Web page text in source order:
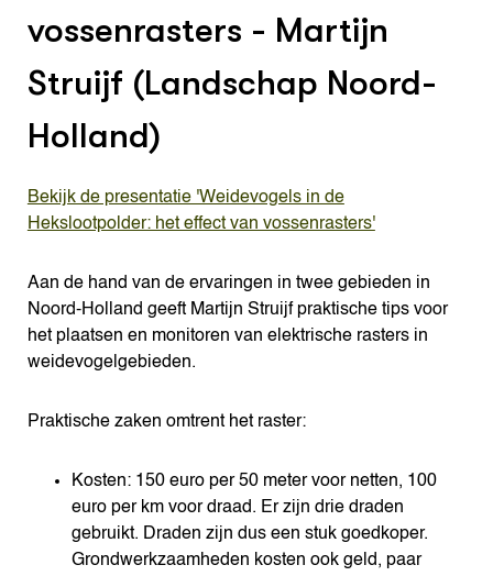
vossenrasters - Martijn
Struijf (Landschap Noord-
Holland)
Bekijk de presentatie 'Weidevogels in de
Hekslootpolder: het effect van vossenrasters'
Aan de hand van de ervaringen in twee gebieden in
Noord-Holland geeft Martijn Struijf praktische tips voor
het plaatsen en monitoren van elektrische rasters in
weidevogelgebieden.
Praktische zaken omtrent het raster:
Kosten: 150 euro per 50 meter voor netten, 100
euro per km voor draad. Er zijn drie draden
gebruikt. Draden zijn dus een stuk goedkoper.
Grondwerkzaamheden kosten ook geld, paar